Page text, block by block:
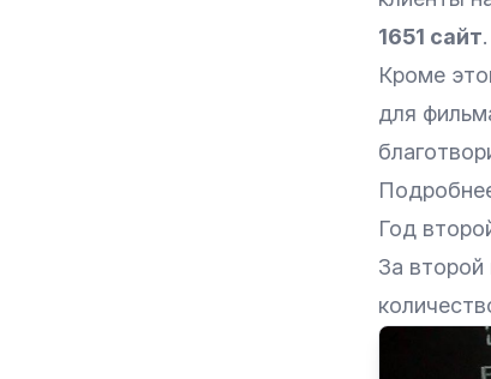
1651 сайт.
Кроме
для
Год
За